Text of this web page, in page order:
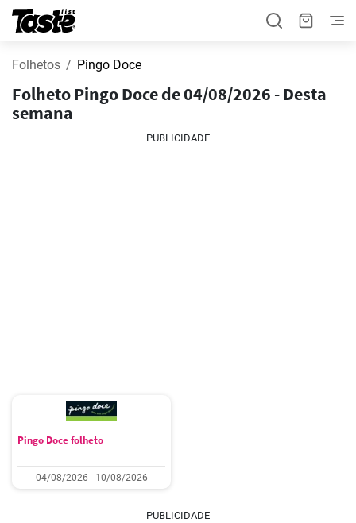
Folhetos Pingo Doce
Folheto Pingo Doce de 04/08/2026 - Desta
semana
PUBLICIDADE
Pingo Doce folheto
04/08/2026 - 10/08/2026
PUBLICIDADE